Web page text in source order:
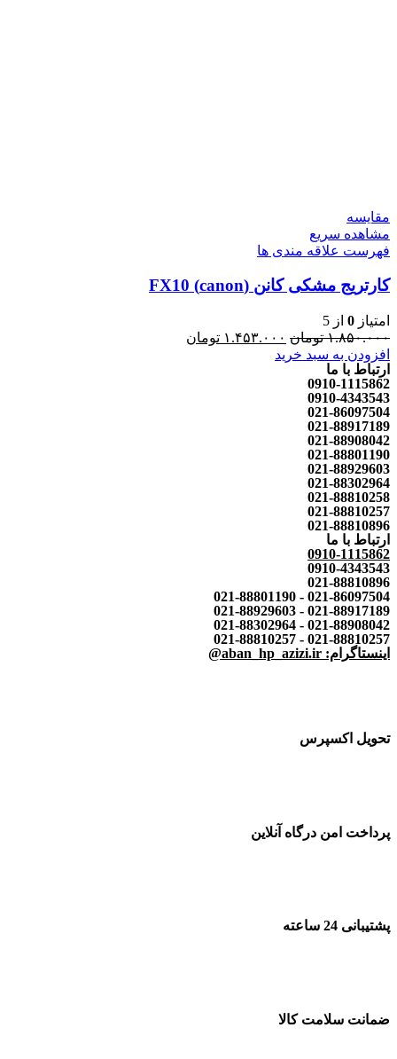
مقایسه
مشاهده سریع
فهرست علاقه مندی ها
کارتریج مشکی کانن (canon) FX10
امتیاز 0 از 5
۱.۸۵۰.۰۰۰ تومان ۱.۴۵۳.۰۰۰ تومان
افزودن به سبد خرید
ارتباط با ما
0910-1115862
0910-4343543
021-86097504
021-88917189
021-88908042
021-88801190
021-88929603
021-88302964
021-88810258
021-88810257
021-88810896
ارتباط با ما
0910-1115862
0910-4343543
021-88810896
021-86097504 - 021-88801190
021-88917189 - 021-88929603
021-88908042 - 021-88302964
021-88810257 - 021-88810257
اینستاگرام: aban_hp_azizi.ir@
تحویل اکسپرس
پرداخت امن درگاه آنلاین
پشتیبانی 24 ساعته
ضمانت سلامت کالا